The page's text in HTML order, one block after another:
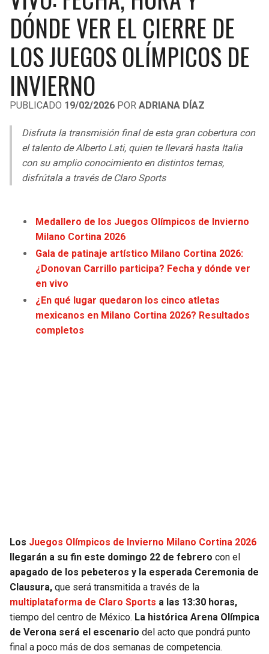
LIGA DE EXPANSIÓN MX
LEAGUES CUP
UEFA EUROPA LEAGUE
UEFA CONFERENCE LEAGUE
COPA LIBERTADORES
LIGA BETPLAY
DÓNDE VER EL CIERRE DE
LOS JUEGOS OLÍMPICOS DE
INVIERNO
PUBLICADO 19/02/2026 POR ADRIANA DÍAZ
Disfruta la transmisión final de esta gran cobertura con
el talento de Alberto Lati, quien te llevará hasta Italia
con su amplio conocimiento en distintos temas,
disfrútala a través de Claro Sports
Medallero de los Juegos Olímpicos de Invierno
Milano Cortina 2026
Gala de patinaje artístico Milano Cortina 2026:
¿Donovan Carrillo participa? Fecha y dónde ver
en vivo
¿En qué lugar quedaron los cinco atletas
mexicanos en Milano Cortina 2026? Resultados
completos
Los Juegos Olímpicos de Invierno Milano Cortina 2026
llegarán a su fin este domingo 22 de febrero con el
apagado de los pebeteros y la esperada Ceremonia de
Clausura, que será transmitida a través de la
multiplataforma de Claro Sports a las 13:30 horas,
tiempo del centro de México. La histórica Arena Olímpica
de Verona será el escenario del acto que pondrá punto
final a poco más de dos semanas de competencia.